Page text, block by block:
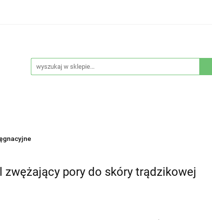
zwężający pory do skóry trądzikowej